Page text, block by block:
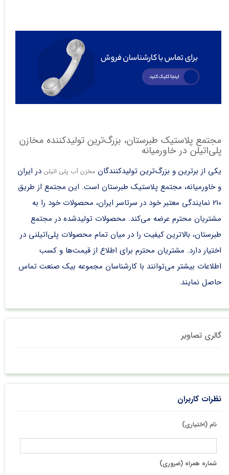
مجتمع پلاستیک طبرستان، بزرگ‌ترین تولیدکننده مخازن
پلی‌اتیلن در خاورمیانه
یکی از برترین و بزرگ‌ترین تولیدکنندگان مخزن آب پلی اتیلن در ایران
و خاورمیانه، مجتمع پلاستیک طبرستان است. این مجتمع از طریق
210 نمایندگی معتبر خود در سرتاسر ایران، محصولات خود را به
مشتریان محترم عرضه می‌کند. محصولات تولیدشده در مجتمع
طبرستان، بالاترین کیفیت را در میان تمام محصولات پلی‌اتیلنی در
اختیار دارد. مشتریان محترم برای اطلاع از قیمت‌ها و کسب
اطلاعات بیشتر می‌توانند با کارشناسان مجموعه بیک صنعت تماس
حاصل نمایند.
گالری تصاویر
نظرات کاربران
نام (اختیاری)
شماره همراه (ضروری)